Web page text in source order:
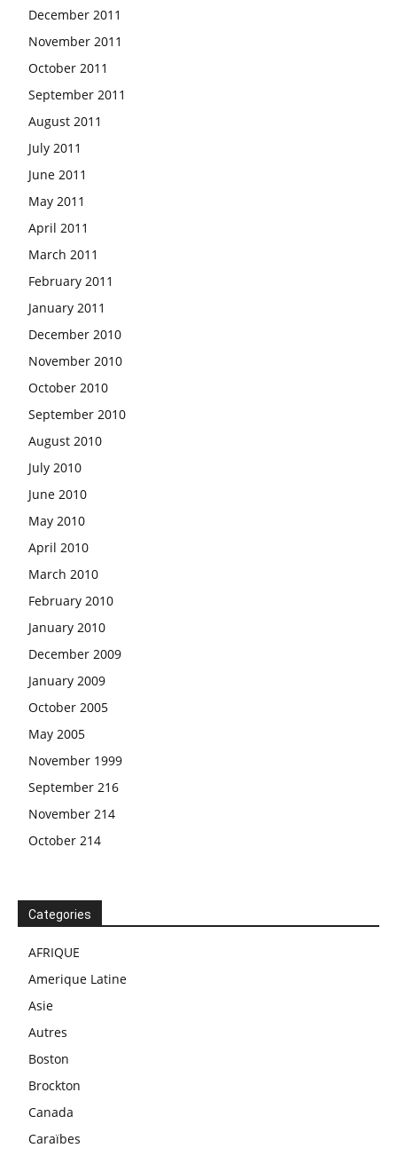
December 2011
November 2011
October 2011
September 2011
August 2011
July 2011
June 2011
May 2011
April 2011
March 2011
February 2011
January 2011
December 2010
November 2010
October 2010
September 2010
August 2010
July 2010
June 2010
May 2010
April 2010
March 2010
February 2010
January 2010
December 2009
January 2009
October 2005
May 2005
November 1999
September 216
November 214
October 214
Categories
AFRIQUE
Amerique Latine
Asie
Autres
Boston
Brockton
Canada
Caraïbes